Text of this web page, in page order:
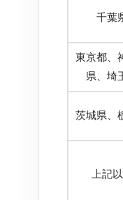
千葉
東京都、
県、埼
茨城県、
上記